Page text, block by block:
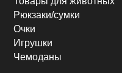
Рюкзаки/сумки
Очки
Игрушки
Чемоданы